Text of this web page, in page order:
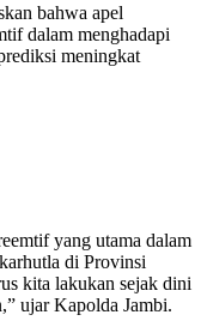
bahwa apel
dalam menghadapi
meningkat
yang utama dalam
di Provinsi
kita lakukan sejak dini
ujar Kapolda Jambi.